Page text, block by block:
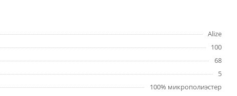
Alize
100
68
5
100% микрополиэстер